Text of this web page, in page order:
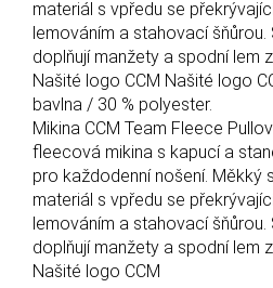
materiál s vpředu se
lemováním a stahovací
doplňují manžety a spodní lem
Našité logo CCM Našité logo
bavlna / 30 % polyester.
Mikina CCM Team Fleece
fleecová mikina s kapucí a
pro každodenní nošení. Měkký
materiál s vpředu se
lemováním a stahovací
doplňují manžety a spodní lem
Našité logo CCM